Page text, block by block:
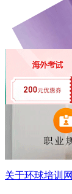
关于环球培训网